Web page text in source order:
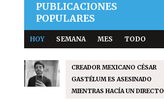
PUBLICACIONES
POPULARES
HOY SEMANA MES TODO
CREADOR MEXICANO CÉSAR
GASTÉLUM ES ASESINADO
MIENTRAS HACÍA UN DIRECTO